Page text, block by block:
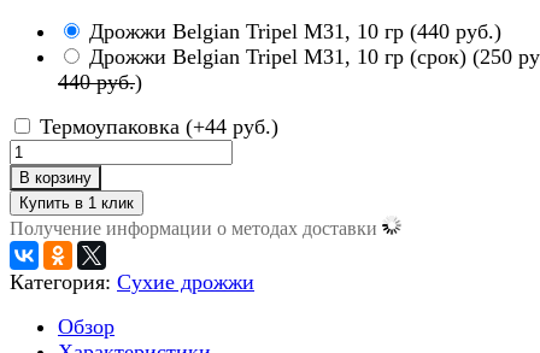
Дрожжи Belgian Tripel M31, 10 гр (440 руб.)
Дрожжи Belgian Tripel M31, 10 гр (срок) (250
440 руб.)
Термоупаковка (+44 руб.)
В корзину
Получение информации о методах доставки
Категория: Сухие дрожжи
Обзор